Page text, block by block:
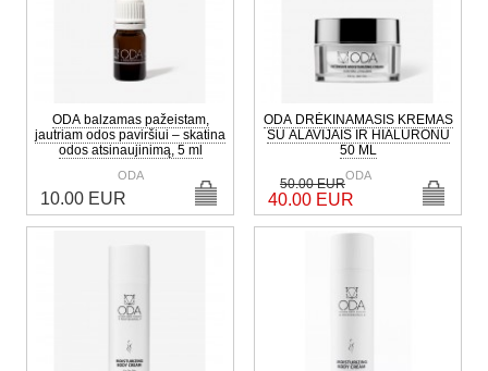
ODA balzamas pažeistam,
jautriam odos paviršiui – skatina
odos atsinaujinimą, 5 ml
ODA
10.00 EUR
ODA DRĖKINAMASIS KREMAS
SU ALAVIJAIS IR HIALURONU
50 ML
ODA
50.00 EUR
40.00 EUR